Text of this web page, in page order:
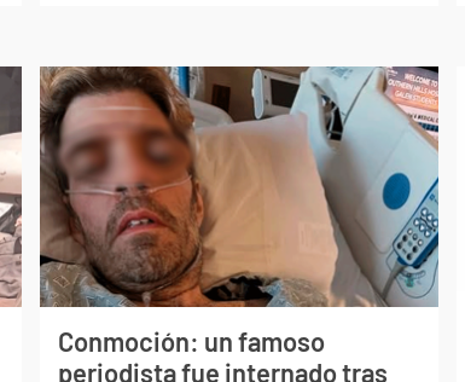
Conmoción: un famoso
periodista fue internado tras